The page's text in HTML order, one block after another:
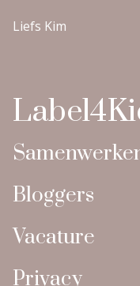
Liefs Kim
Bloggers
Vacature
Privacy